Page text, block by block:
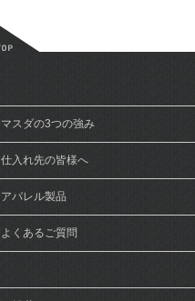
マスダの3つの強み
仕入れ先の皆様へ
アパレル製品
よくあるご質問